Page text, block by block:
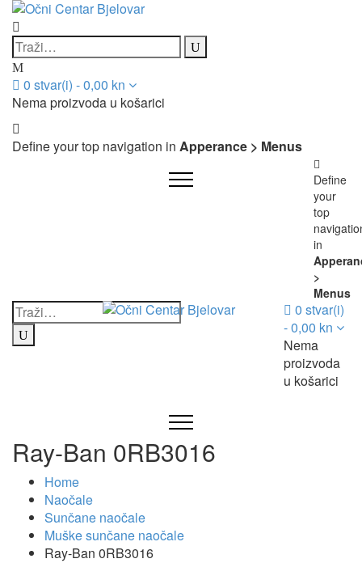
0 stvar(i) -0,00 kn
Nema proizvoda u košarici
Define your top navigation in Apperance > Menus
Define
your
top
in
>
Menus
0 stvar(i)
-0,00 kn
Nema
proizvoda
u košarici
Ray-Ban 0RB3016
Home
Naočale
Sunčane naočale
Muške sunčane naočale
Ray-Ban 0RB3016